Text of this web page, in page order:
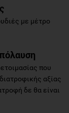
με μέτρο
που
αξίας
δε θα είναι